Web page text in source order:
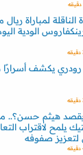
الناقلة لمباراة ريال
الودية
رودري يكشف
هيثم حسن؟..
يلمح لاقتراب
لتعزيز صفوفه